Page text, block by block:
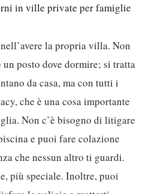
in ville private per famiglie
la propria villa. Non
posto dove dormire; si tratta
da casa, ma con tutti i
che è una cosa importante
Non c’è bisogno di litigare
e puoi fare colazione
che nessun altro ti guardi.
più speciale. Inoltre, puoi